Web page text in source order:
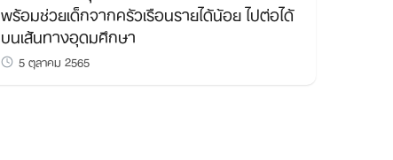
พร้อมช่วยเด็กจากครัวเรือนรายได้น้อย ไปต่อได้
บนเส้นทางอุดมศึกษา
5 ตุลาคม 2565